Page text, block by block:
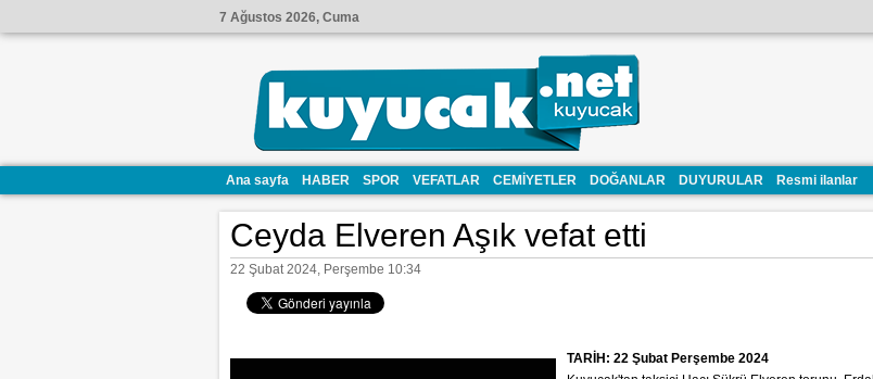
7 Ağustos 2026, Cuma
Ana sayfa HABER SPOR VEFATLAR CEMİYETLER DOĞANLAR DUYURULAR Resmi ilanlar
Ceyda Elveren Aşık vefat etti
22 Şubat 2024, Perşembe 10:34
TARİH: 22 Şubat Perşembe 2024